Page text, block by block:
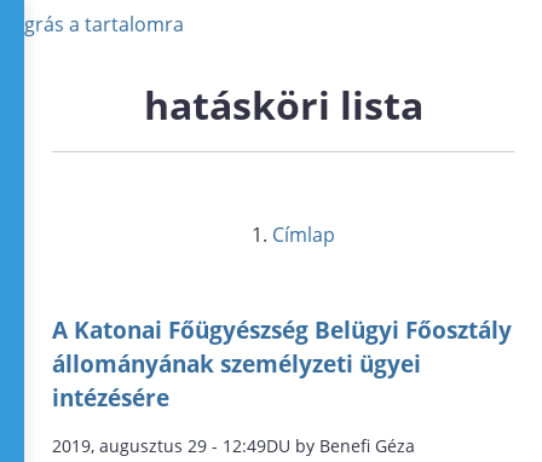
Ugrás a tartalomra
hatásköri lista
Címlap
A Katonai Főügyészség Belügyi Főosztály
állományának személyzeti ügyei
intézésére
2019, augusztus 29 - 12:49DU by Benefi Géza